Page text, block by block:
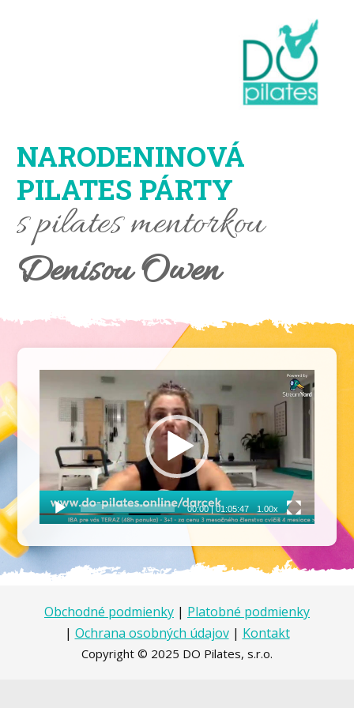
NARODENINOVÁ
PILATES PÁRTY
s pilates mentorkou
Denisou Owen
prehrávač
00:00|01:05:47 1.00x
Obchodné podmienky | Platobné podmienky
| Ochrana osobných údajov| Kontakt
Copyright © 2025 DO Pilates, s.r.o.